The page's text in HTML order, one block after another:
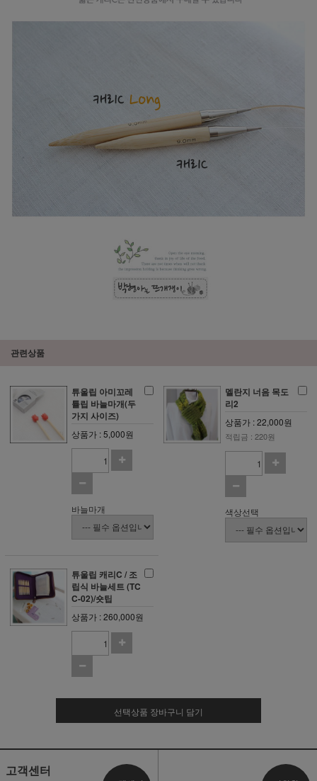
관련상품
튜울립 아미꼬레
튤립 바늘마개(두
가지 사이즈)
상품가 : 5,000원
바늘마개
멜란지 너음 목도
리2
상품가 : 22,000원
적립금 : 220원
색상선택
튜울립 캐리C / 조
립식 바늘세트 (TC
C-02)/숏팁
상품가 : 260,000원
선택상품 장바구니 담기
고객센터